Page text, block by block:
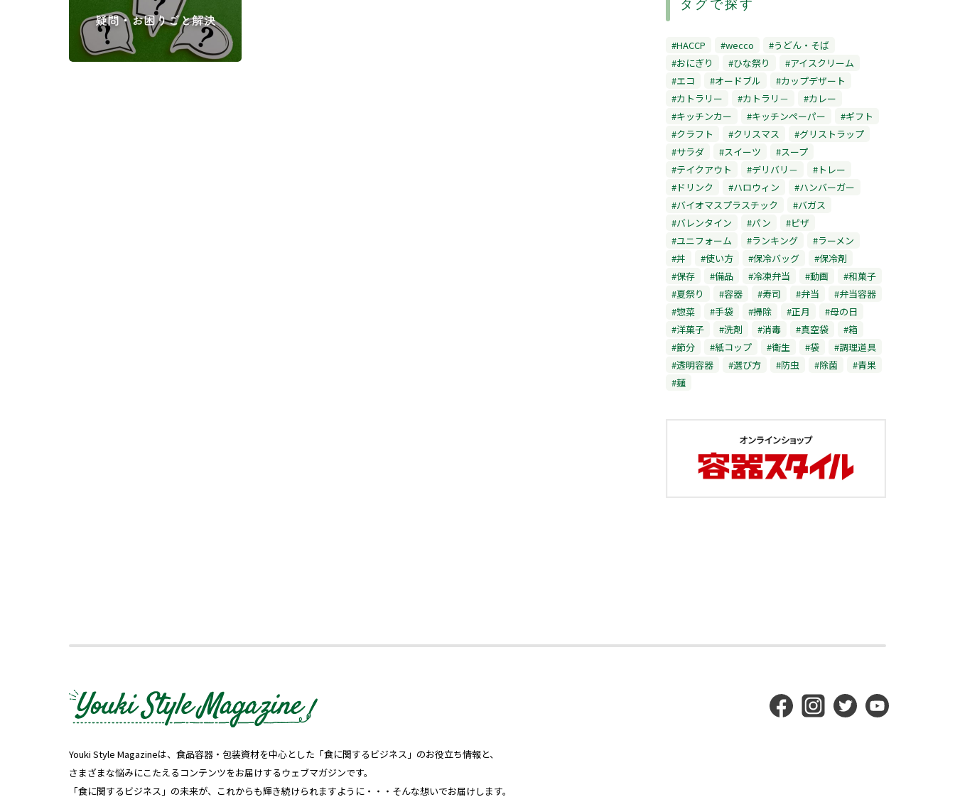
タグで探す
#HACCP #wecco
#うどん・そば
#おにぎり
#ひな祭り
#アイスクリーム
#エコ
#オードブル
#カップデザート
#カトラリー
#カトラリ－
#カレー
#キッチンカー
#キッチンペーパー
#ギフト
#クラフト
#クリスマス
#グリストラップ
#サラダ
#スイーツ
#スープ
#テイクアウト
#デリバリ－
#トレー
#ドリンク
#ハロウィン
#ハンバーガー
#バイオマスプラスチック
#バガス
#バレンタイン
#パン
#ピザ
#ユニフォーム
#ランキング
#ラーメン
#丼
#使い方 #保冷バッグ
#保冷剤
#保存
#備品 #冷凍弁当 #動画
#和菓子
#夏祭り
#容器 #寿司 #弁当
#弁当容器
#惣菜
#手袋 #掃除 #正月
#母の日
#洋菓子
#洗剤 #消毒 #真空袋
#箱
#節分
#紙コップ #衛生 #袋
#調理道具
#透明容器
#選び方 #防虫 #除菌
#青果
#麺
Youki Style Magazineは、食品容器・包装資材を中心とした「食に関するビジネス」のお役立ち情報と、
さまざまな悩みにこたえるコンテンツをお届けするウェブマガジンです。
「食に関するビジネス」の未来が、これからも輝き続けられますように・・・そんな想いでお届けします。